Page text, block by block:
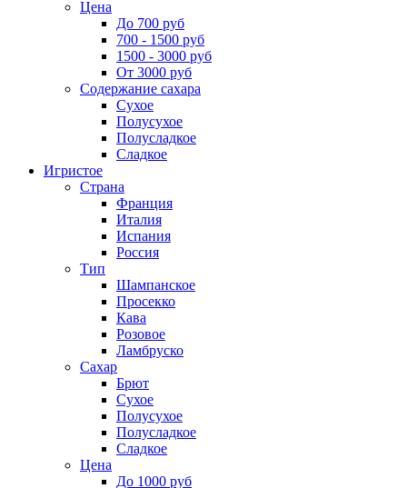
Цена
До 700 руб
700 - 1500 руб
1500 - 3000 руб
От 3000 руб
Содержание сахара
Сухое
Полусухое
Полусладкое
Сладкое
Игристое
Страна
Франция
Италия
Испания
Россия
Тип
Шампанское
Просекко
Кава
Розовое
Ламбруско
Сахар
Брют
Сухое
Полусухое
Полусладкое
Сладкое
Цена
До 1000 руб